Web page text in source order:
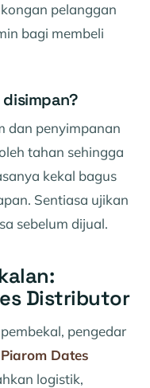
pelanggan
bagi membeli
disimpan?
dan penyimpanan
tahan sehingga
kekal bagus
Sentiasa ujikan
sebelum dijual.
Distributor
pengedar
Piarom Dates
logistik,